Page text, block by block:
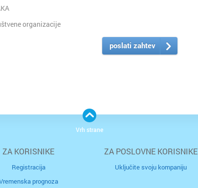
organizacije
poslati zahtev
ZA KORISNIKE
Registracija
prognoza
ZA POSLOVNE KORISNIKE
Uključite svoju kompaniju
Vrh strane